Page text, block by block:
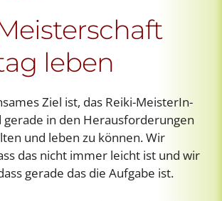
leben
Ziel ist, das Reiki-MeisterIn-
gerade in den Herausforderungen
und leben zu können. Wir
das nicht immer leicht ist und wir
gerade das die Aufgabe ist.